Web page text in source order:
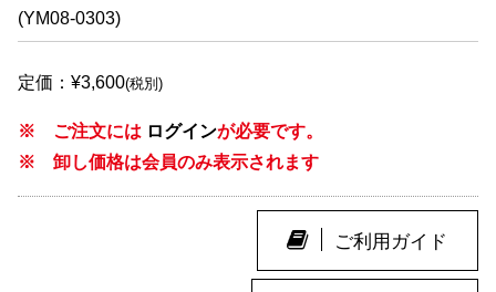
(YM08-0303)
定価：¥3,600(税別)
※ ご注文には ログインが必要です。
※ 卸し価格は会員のみ表示されます
ご利用ガイド